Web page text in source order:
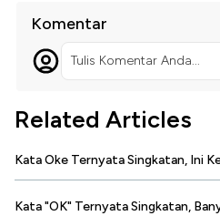
Komentar
Tulis Komentar Anda...
Related Articles
Kata Oke Ternyata Singkatan, Ini
Kata "OK" Ternyata Singkatan,